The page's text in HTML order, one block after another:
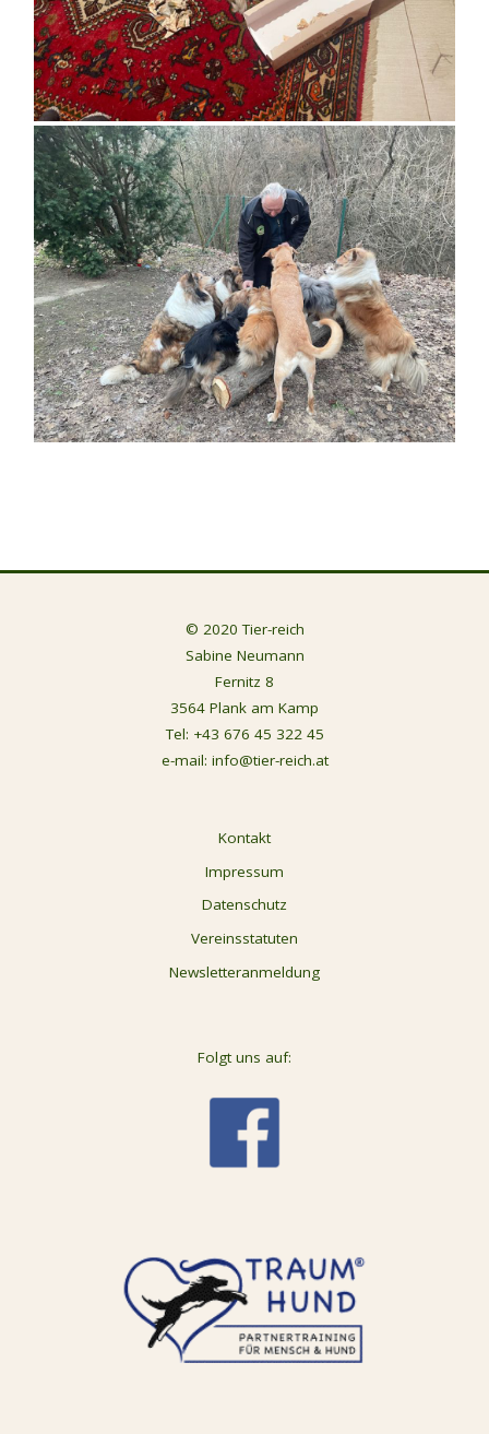
© 2020 Tier-reich
Sabine Neumann
Fernitz 8
3564 Plank am Kamp
Tel: +43 676 45 322 45
e-mail: info@tier-reich.at
Kontakt
Impressum
Datenschutz
Vereinsstatuten
Newsletteranmeldung
Folgt uns auf: